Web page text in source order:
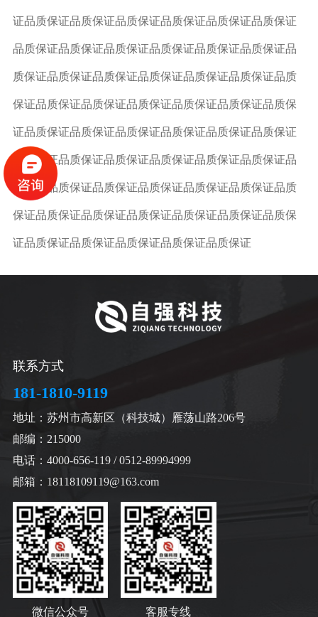
证品质保证品质保证品质保证品质保证品质保证品质保证
品质保证品质保证品质保证品质保证品质保证品质保证品
质保证品质保证品质保证品质保证品质保证品质保证品质
保证品质保证品质保证品质保证品质保证品质保证品质保
证品质保证品质保证品质保证品质保证品质保证品质保证
品质保证品质保证品质保证品质保证品质保证品质保证品
质保证品质保证品质保证品质保证品质保证品质保证品质
保证品质保证品质保证品质保证品质保证品质保证品质保
证品质保证品质保证品质保证品质保证品质保证
联系方式
181-1810-9119
地址：苏州市高新区（科技城）雁荡山路206号
邮编：215000
电话：4000-656-119 / 0512-89994999
邮箱：18118109119@163.com
微信公众号 客服专线